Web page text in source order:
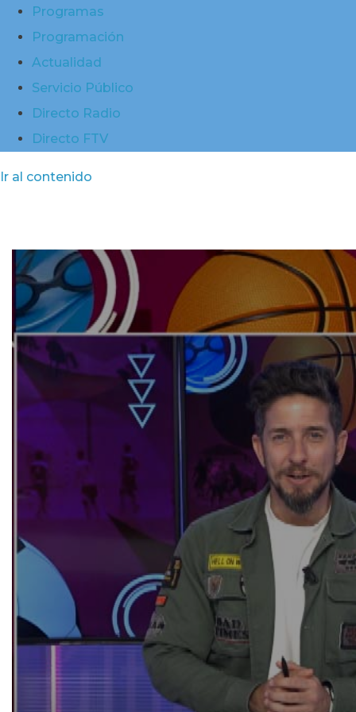
Programas
Programación
Actualidad
Servicio Público
Directo Radio
Directo FTV
Ir al contenido